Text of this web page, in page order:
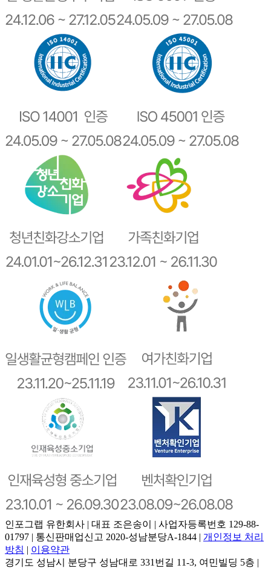
인포그랩 유한회사 | 대표 조은송이 | 사업자등록번호 129-88-
01797 | 통신판매업신고 2020-성남분당A-1844 | 개인정보 처리
방침 | 이용약관
경기도 성남시 분당구 성남대로 331번길 11-3, 여민빌딩 5층 |